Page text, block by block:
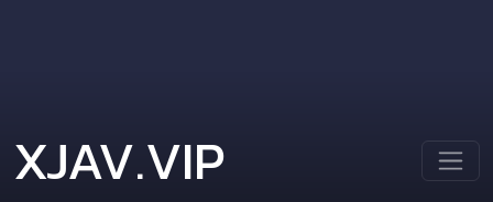
XJAV.VIP